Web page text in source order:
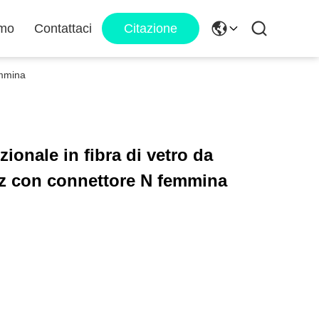
Contattaci Citazione
in fibra di vetro da
con connettore N femmina